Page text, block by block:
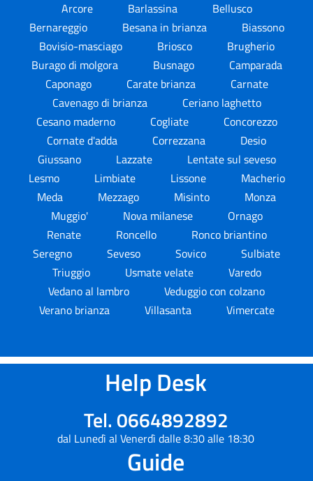
Arcore
Barlassina
Bellusco
Bernareggio
Besana in brianza
Biassono
Bovisio-masciago
Briosco
Brugherio
Burago di molgora
Busnago
Camparada
Caponago
Carate brianza
Carnate
Cavenago di brianza
Ceriano laghetto
Cesano maderno
Cogliate
Concorezzo
Cornate d'adda
Correzzana
Desio
Giussano
Lazzate
Lentate sul seveso
Lesmo
Limbiate Lissone
Macherio
Meda
Mezzago Misinto
Monza
Muggio'
Nova milanese
Ornago
Renate
Roncello
Ronco briantino
Seregno
Seveso Sovico
Sulbiate
Triuggio
Usmate velate
Varedo
Vedano al lambro
Veduggio con colzano
Verano brianza
Villasanta Vimercate
Help Desk
Tel. 0664892892
dal Lunedì al Venerdì dalle 8:30 alle 18:30
Guide